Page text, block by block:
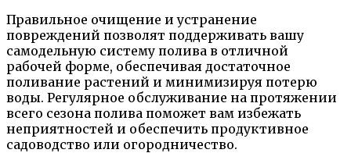
Правильное очищение и устранение
повреждений позволят поддерживать вашу
самодельную систему полива в отличной
рабочей форме, обеспечивая достаточное
поливание растений и минимизируя потерю
воды. Регулярное обслуживание на протяжении
всего сезона полива поможет вам избежать
неприятностей и обеспечить продуктивное
садоводство или огородничество.